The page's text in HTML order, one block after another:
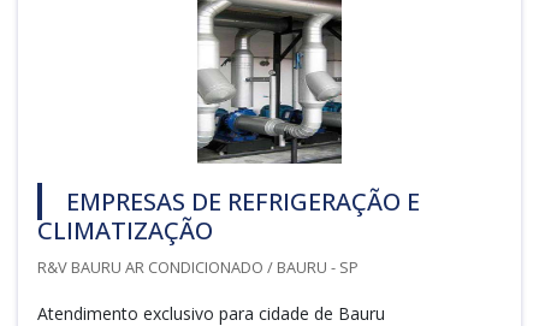
EMPRESAS DE REFRIGERAÇÃO E
CLIMATIZAÇÃO
R&V BAURU AR CONDICIONADO / BAURU - SP
Atendimento exclusivo para cidade de Bauru